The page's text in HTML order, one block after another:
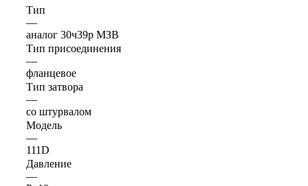
Тип
—
аналог 30ч39р МЗВ
Тип присоединения
—
фланцевое
Тип затвора
—
со штурвалом
Модель
—
111D
Давление
—